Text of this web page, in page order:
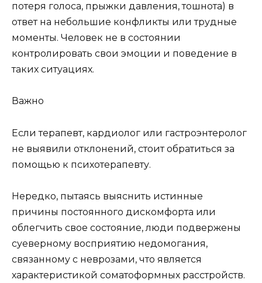
потеря голоса, прыжки давления, тошнота) в
ответ на небольшие конфликты или трудные
моменты. Человек не в состоянии
контролировать свои эмоции и поведение в
таких ситуациях.
Важно
Если терапевт, кардиолог или гастроэнтеролог
не выявили отклонений, стоит обратиться за
помощью к психотерапевту.
Нередко, пытаясь выяснить истинные
причины постоянного дискомфорта или
облегчить свое состояние, люди подвержены
суеверному восприятию недомогания,
связанному с неврозами, что является
характеристикой соматоформных расстройств.